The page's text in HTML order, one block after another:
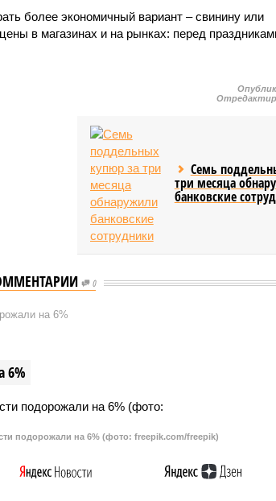
более экономичный вариант – свинину или
в магазинах и на рынках: перед
Семь
три месяца
банковские
0
на 6%
6%
подорожали на 6% (фото: freepik.com/freepik)